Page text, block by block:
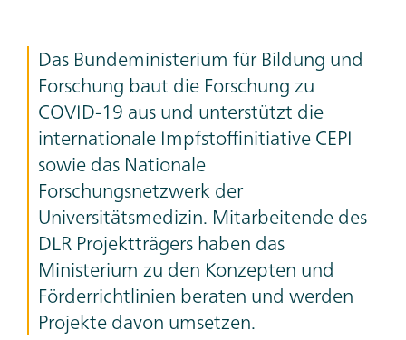
Das Bundeministerium für Bildung und
Forschung baut die Forschung zu
COVID-19 aus und unterstützt die
internationale Impfstoffinitiative CEPI
sowie das Nationale
Forschungsnetzwerk der
Universitätsmedizin. Mitarbeitende des
DLR Projektträgers haben das
Ministerium zu den Konzepten und
Förderrichtlinien beraten und werden
Projekte davon umsetzen.